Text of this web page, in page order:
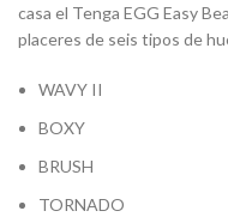
casa el Tenga EGG Easy
placeres de seis tipos de
WAVY II
BOXY
BRUSH
TORNADO